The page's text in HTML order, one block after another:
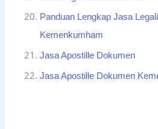
Panduan Lengkap Jasa
Kemenkumham
Jasa Apostille Dokumen
Jasa Apostille Dokumen